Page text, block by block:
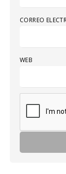
CORREO
WEB